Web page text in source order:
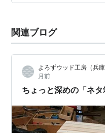
関連ブログ
よろずウッド工房（兵
月前
ちょっと深めの「ネ